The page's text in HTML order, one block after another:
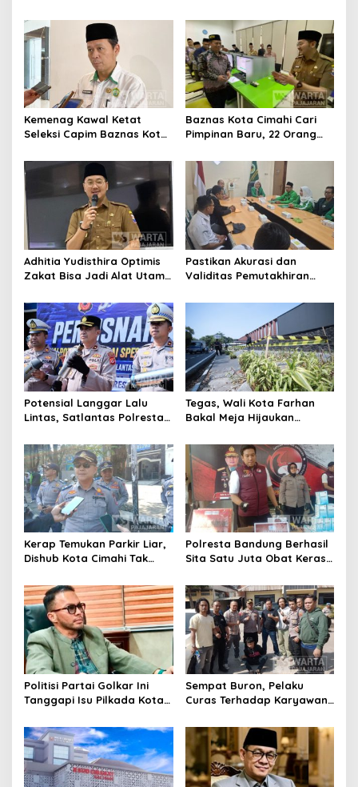
Publik
Kemenag Kawal Ketat
Seleksi Capim Baznas Kota
Komisioner Baznas
Berintegritas
Baznas Kota Cimahi Cari
Pimpinan Baru, 22 Orang
Adhitia Yudisthira Optimis
Zakat Bisa Jadi Alat Utama
Kota Cimahi
Pastikan Akurasi dan
Validitas Pemutakhiran
Cimahi Lakukan
Potensial Langgar Lalu
Lintas, Satlantas Polresta
Motor Berknalpot Brong
Tegas, Wali Kota Farhan
Bakal Meja Hijaukan
Riau
Kerap Temukan Parkir Liar,
Dishub Kota Cimahi Tak
Pembinaan
Polresta Bandung Berhasil
Sita Satu Juta Obat Keras
Kasus Narkoba
Politisi Partai Golkar Ini
Tanggapi Isu Pilkada Kota
Sempat Buron, Pelaku
Curas Terhadap Karyawan
Ditangkap Polisi